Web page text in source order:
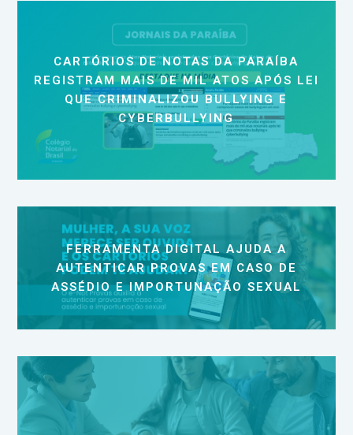
CARTÓRIOS DE NOTAS DA PARAÍBA
REGISTRAM MAIS DE MIL ATOS APÓS LEI
QUE CRIMINALIZOU BULLYING E
CYBERBULLYING
FERRAMENTA DIGITAL AJUDA A
AUTENTICAR PROVAS EM CASO DE
ASSÉDIO E IMPORTUNAÇÃO SEXUAL